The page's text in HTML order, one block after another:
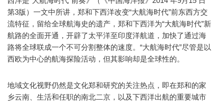
第3版）一文中所讲，郑和下西洋改变“大航海时代”前东西方交
流特征，留给全球航海史的遗产，郑和下西洋为“大航海时代”新
航路的全面开通，开辟了太平洋至印度洋航道，加快了通过海
路将全球联成一个不可分割整体的速度。“大航海时代”尽管是以
西欧为中心的航海探险活动，但其影响却是全球性的。
地域文化视野仍然是文化郑和研究的关注热点，即在郑和的家
乡云南、生活和任职的南北二京，以及下西洋出航的重要城市